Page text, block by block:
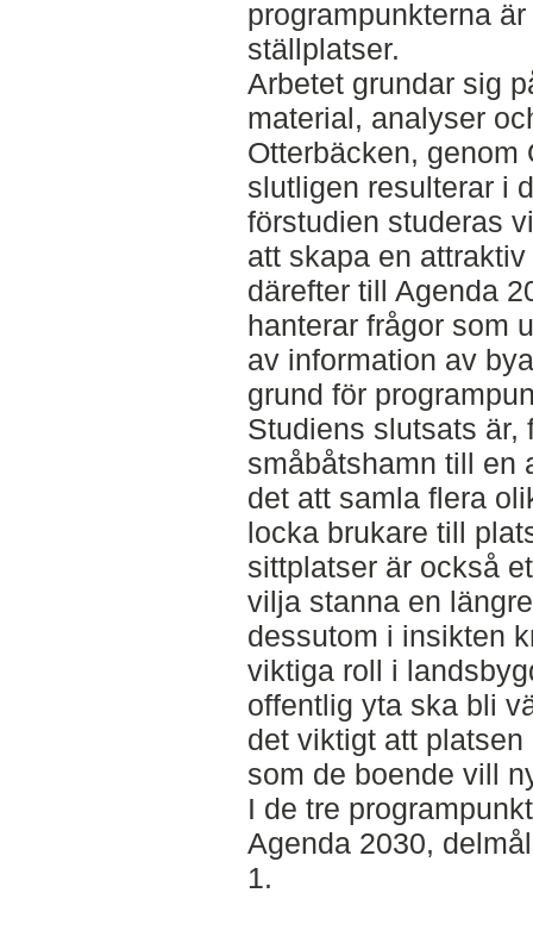
programpunkterna
ställplatser.
Arbetet grundar sig
material, analyser
Otterbäcken,
slutligen resulterar i
förstudien studeras
att skapa en
därefter till Agenda
hanterar frågor som
av information av
grund för
Studiens slutsats är,
småbåtshamn till en
det att samla flera
locka brukare till
sittplatser är också
vilja stanna en
dessutom i insikten
viktiga roll i
offentlig yta ska bli
det viktigt att
som de boende vill
I de tre
Agenda 2030,
1.